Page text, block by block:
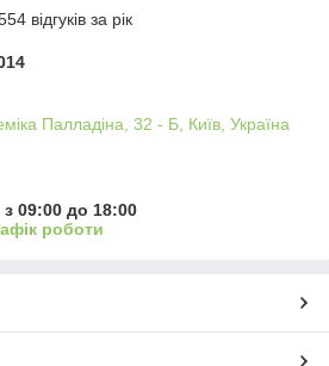
відгуків за рік
Палладіна, 32 - Б, Київ, Україна
09:00 до 18:00
роботи